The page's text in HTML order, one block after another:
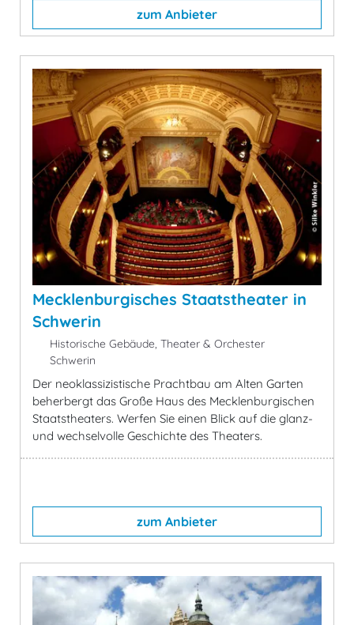
zum Anbieter
Mecklenburgisches Staatstheater in
Schwerin
Historische Gebäude, Theater & Orchester
Schwerin
Der neoklassizistische Prachtbau am Alten Garten
beherbergt das Große Haus des Mecklenburgischen
Staatstheaters. Werfen Sie einen Blick auf die glanz-
und wechselvolle Geschichte des Theaters.
zum Anbieter